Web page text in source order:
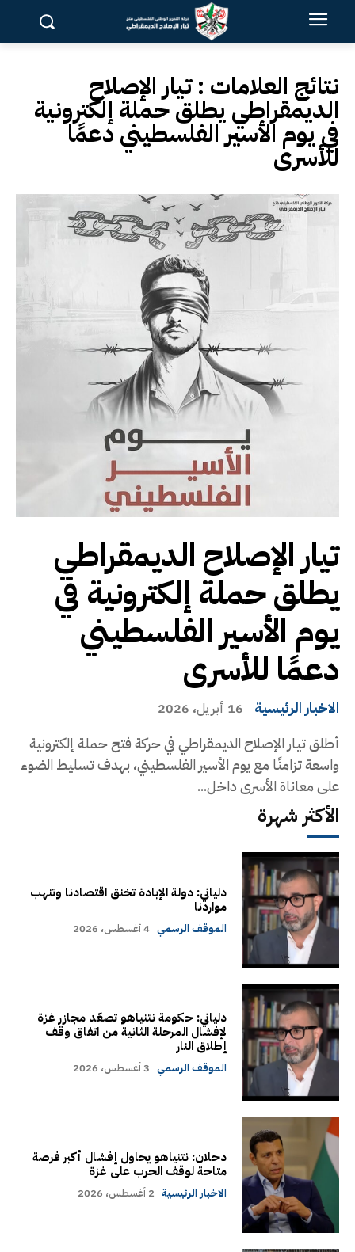
نتائج العلامات :تيار الإصلاح
الديمقراطي يطلق حملة إلكترونية
في يوم الأسير الفلسطيني دعمًا
للأسرى
تيار الإصلاح الديمقراطي
يطلق حملة إلكترونية في
يوم الأسير الفلسطيني
دعمًا للأسرى
الاخبار الرئيسية 16 أبريل، 2026
أطلق تيار الإصلاح الديمقراطي في حركة فتح حملة إلكترونية
واسعة تزامنًا مع يوم الأسير الفلسطيني، بهدف تسليط الضوء
على معاناة الأسرى داخل...
الأكثر شهرة
دلياني: دولة الإبادة تخنق اقتصادنا وتنهب
مواردنا
الموقف الرسمي 4 أغسطس، 2026
دلياني: حكومة نتنياهو تصعّد مجازر غزة
لإفشال المرحلة الثانية من اتفاق وقف
إطلاق النار
الموقف الرسمي 3 أغسطس، 2026
دحلان: نتنياهو يحاول إفشال أكبر فرصة
متاحة لوقف الحرب على غزة
الاخبار الرئيسية 2 أغسطس، 2026